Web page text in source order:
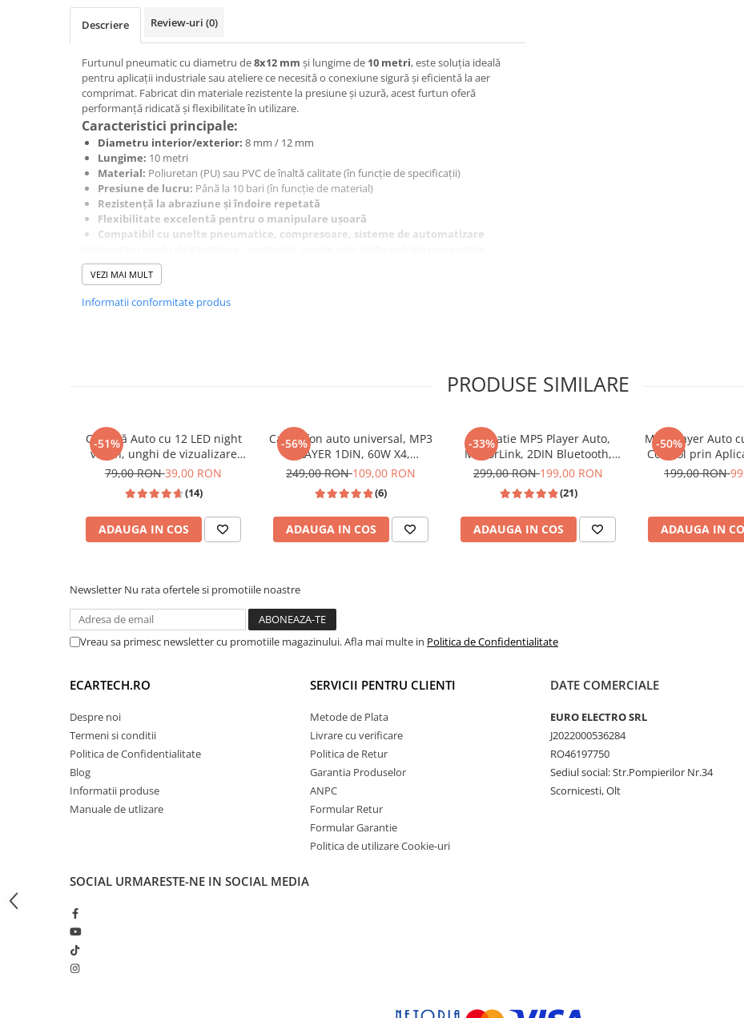
Navigatii Volvo
Navigatii Renault
Navigatii Mazda
Navigatii Smart
Navigatii Chevrolet
Navigatii Honda
Navigatii Jeep
Navigatii Porsche
Navigatii Land Rover
Navigatii Chrysler
Accesorii navigatii
CarPlay&Android Auto
Camera Trafic DVR
Adaptoare Navigatii
Rame adaptare 2DIN
Suport Telefon
Lanterne
Senzori Parcare
Electrice auto
Invertoare auto
Testere auto
Cabluri Audio
Pompe transfer
Descriere Review-uri (0)
Furtunul pneumatic cu diametru de8x12 mm și lungime de 10 metri, este soluția ideală
pentru aplicații industriale sau ateliere ce necesită o conexiune sigură și eficientă la aer
comprimat. Fabricat din materiale rezistente la presiune și uzură, acest furtun oferă
performanță ridicată și flexibilitate în utilizare.
Caracteristici principale:
Diametru interior/exterior: 8 mm / 12 mm
Lungime: 10 metri
Material: Poliuretan (PU) sau PVC de înaltă calitate (în funcție de specificații)
Presiune de lucru: Până la 10 bari (în funcție de material)
Rezistență la abraziune și îndoire repetată
Flexibilitate excelentă pentru o manipulare ușoară
Compatibil cu unelte pneumatice, compresoare, sisteme de automatizare
Alege acest furtun pneumatic pentru fiabilitate și eficiență în orice mediu de lucru!
VEZI MAI MULT
Informatii conformitate produs
PRODUSE SIMILARE
-51%
Cameră Auto cu 12 LED night
vision, unghi de vizualizare
170°, rezistentă la apă IPX6 si
79,00 RON39,00 RON
(14)
ADAUGA IN COS
-56%
Casetofon auto universal, MP3
PLAYER 1DIN, 60W X4,
Bluetooth,2X USB, CARD SD,
249,00 RON109,00 RON
(6)
ADAUGA IN COS
-33%
Navigatie MP5 Player Auto,
MirrorLink, 2DIN Bluetooth,
AUX, USB, Card SD,Universal
299,00 RON199,00 RON
(21)
ADAUGA IN COS
-50%
MP3 Player Auto
Control prin
USB, AUX, FM
199,00 RON
ADAUGA IN
Newsletter Nu rata ofertele si promotiile noastre
Vreau sa primesc newsletter cu promotiile magazinului. Afla mai multe in Politica de Confidentialitate
ECARTECH.RO
Despre noi
Termeni si conditii
Politica de Confidentialitate
Blog
Informatii produse
Manuale de utlizare
SERVICII PENTRU CLIENTI
Metode de Plata
Livrare cu verificare
Politica de Retur
Garantia Produselor
ANPC
Formular Retur
Formular Garantie
Politica de utilizare Cookie-uri
DATE COMERCIALE
EURO ELECTRO SRL
J2022000536284
RO46197750
Sediul social: Str.Pompierilor Nr.34
Scornicesti, Olt
SOCIAL URMARESTE-NE IN SOCIAL MEDIA